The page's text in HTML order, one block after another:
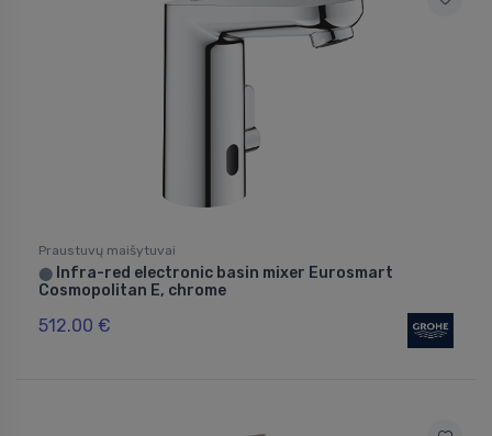
Praustuvų maišytuvai
⬤ Infra-red electronic basin mixer Eurosmart
Cosmopolitan E, chrome
512.00 €